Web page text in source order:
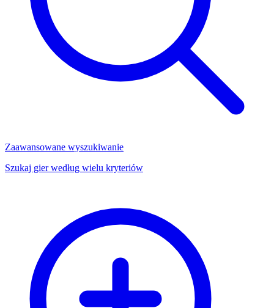
Zaawansowane wyszukiwanie
Szukaj gier według wielu kryteriów